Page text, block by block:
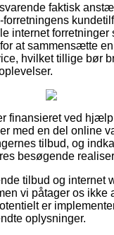
faktisk
forretningens
internet forretninger
at sammensætte
hvilket tillige bør
finansieret ved
med en del online
tilbud, og
besøgende
tilbud og internet
vi påtager os ikke
er
oplysninger.